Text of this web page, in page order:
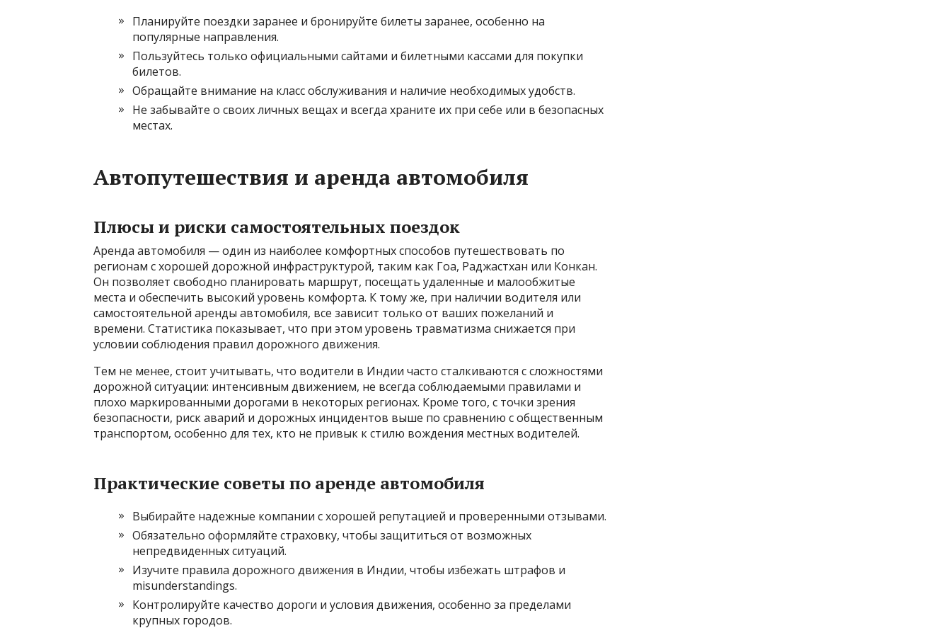
Планируйте поездки заранее и бронируйте билеты заранее, особенно на
популярные направления.
Пользуйтесь только официальными сайтами и билетными кассами для покупки
билетов.
Обращайте внимание на класс обслуживания и наличие необходимых удобств.
Не забывайте о своих личных вещах и всегда храните их при себе или в безопасных
местах.
Автопутешествия и аренда автомобиля
Плюсы и риски самостоятельных поездок
Аренда автомобиля — один из наиболее комфортных способов путешествовать по
регионам с хорошей дорожной инфраструктурой, таким как Гоа, Раджастхан или Конкан.
Он позволяет свободно планировать маршрут, посещать удаленные и малообжитые
места и обеспечить высокий уровень комфорта. К тому же, при наличии водителя или
самостоятельной аренды автомобиля, все зависит только от ваших пожеланий и
времени. Статистика показывает, что при этом уровень травматизма снижается при
условии соблюдения правил дорожного движения.
Тем не менее, стоит учитывать, что водители в Индии часто сталкиваются с сложностями
дорожной ситуации: интенсивным движением, не всегда соблюдаемыми правилами и
плохо маркированными дорогами в некоторых регионах. Кроме того, с точки зрения
безопасности, риск аварий и дорожных инцидентов выше по сравнению с общественным
транспортом, особенно для тех, кто не привык к стилю вождения местных водителей.
Практические советы по аренде автомобиля
Выбирайте надежные компании с хорошей репутацией и проверенными отзывами.
Обязательно оформляйте страховку, чтобы защититься от возможных
непредвиденных ситуаций.
Изучите правила дорожного движения в Индии, чтобы избежать штрафов и
misunderstandings.
Контролируйте качество дороги и условия движения, особенно за пределами
крупных городов.